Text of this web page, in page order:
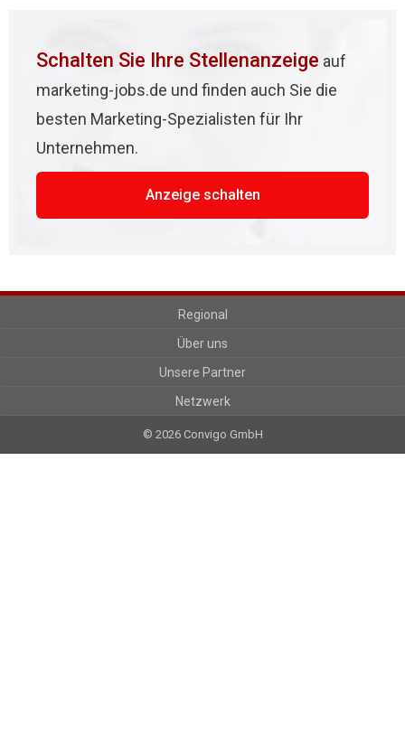
Schalten Sie Ihre Stellenanzeige auf
marketing-jobs.de und finden auch Sie die
besten Marketing-Spezialisten für Ihr
Unternehmen.
Anzeige schalten
Regional
Über uns
Unsere Partner
Netzwerk
© 2026 Convigo GmbH